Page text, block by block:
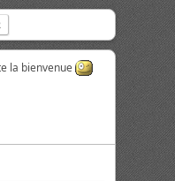
la bienvenue